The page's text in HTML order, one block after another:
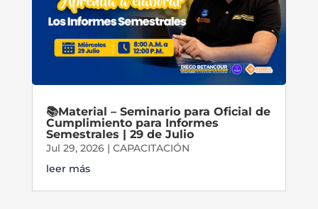
📚Material – Seminario para Oficial de
Cumplimiento para Informes
Semestrales | 29 de Julio
Jul 29, 2026| CAPACITACIÓN
leer más